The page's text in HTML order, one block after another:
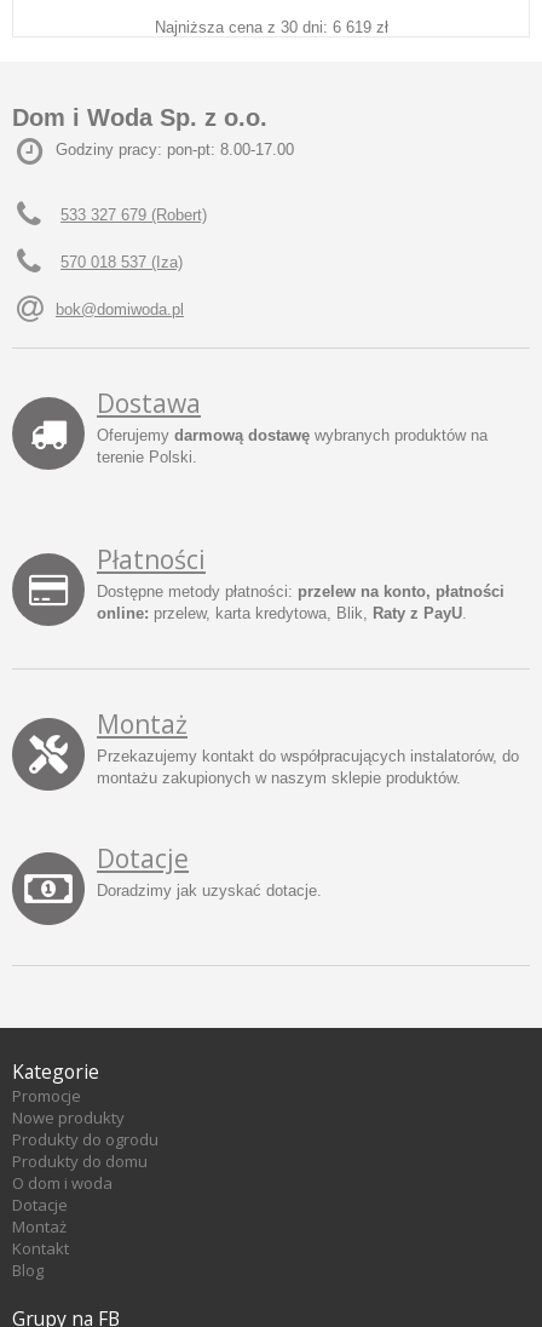
Najniższa cena z 30 dni: 6 619 zł
Dom i Woda Sp. z o.o.
Godziny pracy: pon-pt: 8.00-17.00
533 327 679 (Robert)
570 018 537 (Iza)
bok@domiwoda.pl
Dostawa
Oferujemy darmową dostawę wybranych produktów na
terenie Polski.
Płatności
Dostępne metody płatności: przelew na konto, płatności
online: przelew, karta kredytowa, Blik, Raty z PayU
Montaż
Przekazujemy kontakt do współpracujących instalatorów, do
montażu zakupionych w naszym sklepie produktów.
Dotacje
Doradzimy jak uzyskać dotacje.
Kategorie
Promocje
Nowe produkty
Produkty do ogrodu
Produkty do domu
O dom i woda
Dotacje
Montaż
Kontakt
Blog
Grupy na FB